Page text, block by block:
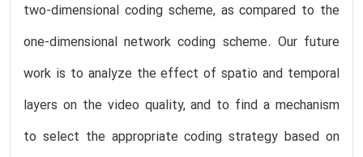
two-dimensional coding scheme, as compared to the
one-dimensional network coding scheme. Our future
work is to analyze the effect of spatio and temporal
layers on the video quality, and to find a mechanism
to select the appropriate coding strategy based on